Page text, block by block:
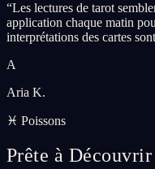
“Les lectures de tarot
application chaque matin
interprétations des cartes
A
Aria K.
♓ Poissons
Prête à